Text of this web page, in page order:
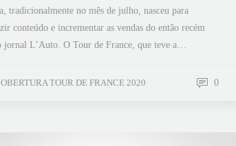
tradicionalmente no mês de julho, nasceu para
conteúdo e incrementar as vendas do então recém
jornal L’Auto. O Tour de France, que teve a…
TOUR DE FRANCE 2020 0